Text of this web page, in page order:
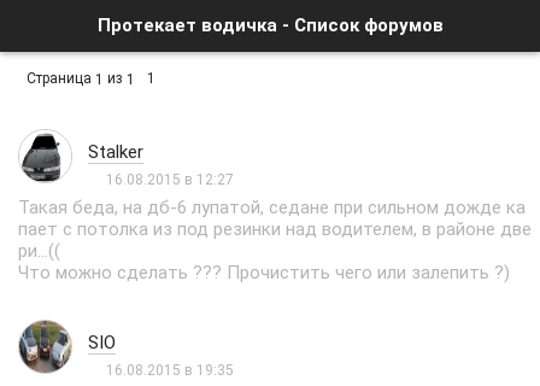
Протекает водичка - Список форумов
Страница 1 из 1 1
Stalker
16.08.2015 в 12:27
Такая беда, на дб-6 лупатой, седане при сильном дожде ка
пает с потолка из под резинки над водителем, в районе две
ри...((
Что можно сделать ??? Прочистить чего или залепить ?)
SIO
16.08.2015 в 19:35